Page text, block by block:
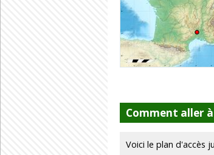
Comment aller
Voici le plan d'accès